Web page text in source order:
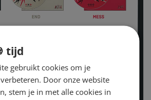
tijd
gebruikt cookies om je
Door onze website
stem je in met alle cookies in